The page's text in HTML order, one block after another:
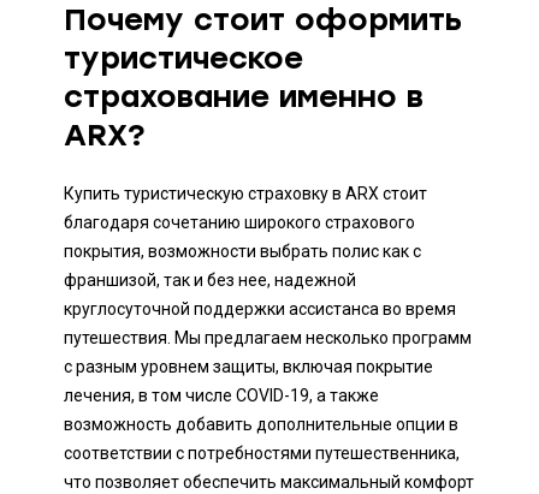
Почему стоит оформить
туристическое
страхование именно в
ARX?
Купить туристическую страховку в ARX стоит
благодаря сочетанию широкого страхового
покрытия, возможности выбрать полис как с
франшизой, так и без нее, надежной
круглосуточной поддержки ассистанса во время
путешествия. Мы предлагаем несколько программ
с разным уровнем защиты, включая покрытие
лечения, в том числе COVID-19, а также
возможность добавить дополнительные опции в
соответствии с потребностями путешественника,
что позволяет обеспечить максимальный комфорт